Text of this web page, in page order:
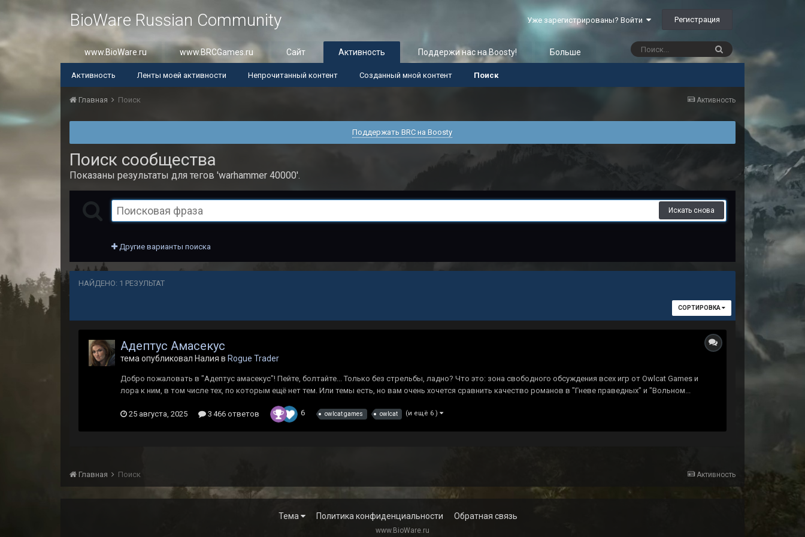
BioWare Russian Community Уже зарегистрированы? Войти Регистрация
www.BioWare.ru www.BRCGames.ru Сайт Активность
Активность Ленты моей активности Непрочитанный контент Созданный мной контент Поиск
Поддержи нас на Boosty! Больше
Активность
Главная Поиск
Поддержать BRC на Boosty
Поиск сообщества
Показаны результаты для тегов 'warhammer 40000'.
Искать снова
Другие варианты поиска
НАЙДЕНО: 1 РЕЗУЛЬТАТ
СОРТИРОВКА
Адептус Амасекус
тема опубликовал Налия в Rogue Trader
Добро пожаловать в "Адептус амасекус"! Пейте, болтайте... Только без стрельбы, ладно? Что это: зона свободного обсуждения всех игр от Owlcat Games и
лора к ним, в том числе тех, по которым ещё нет тем. Или темы есть, но вам очень хочется сравнить качество романов в "Гневе праведных" и "Вольном...
25 августа, 2025 3 466 ответов 6 owlcat games owlcat (и ещё 6 )
Активность
Главная Поиск
Тема Политика конфиденциальности Обратная связь
www.BioWare.ru